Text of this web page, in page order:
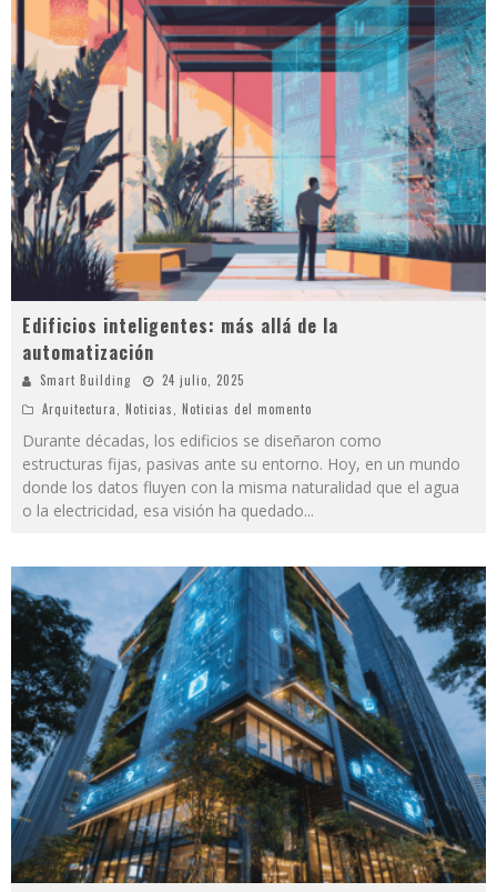
Edificios inteligentes: más allá de la
automatización
Smart Building
24 julio, 2025
Arquitectura
Noticias Noticias del momento
Durante décadas, los edificios se diseñaron como
estructuras fijas, pasivas ante su entorno. Hoy, en un mundo
donde los datos fluyen con la misma naturalidad que el agua
o la electricidad, esa visión ha quedado...